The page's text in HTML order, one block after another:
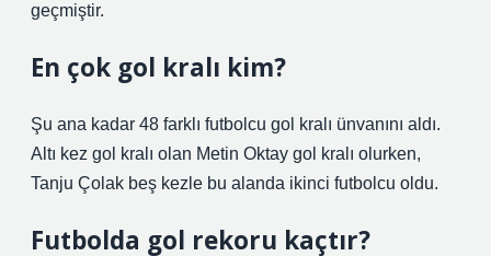
geçmiştir.
En çok gol kralı kim?
Şu ana kadar 48 farklı futbolcu gol kralı ünvanını aldı.
Altı kez gol kralı olan Metin Oktay gol kralı olurken,
Tanju Çolak beş kezle bu alanda ikinci futbolcu oldu.
Futbolda gol rekoru kaçtır?